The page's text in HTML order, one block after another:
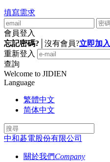
填寫需求
會員登入
忘記密碼?
沒有會員?立即加入
重新登入
查詢
Welcome to JIDIEN
Language
繁體中文
简体中文
中和碁電股份有限公司
關於我們Company